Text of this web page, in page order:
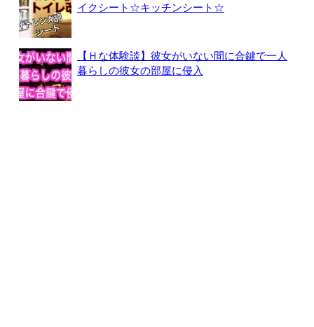
イクシート☆キッチンシート☆
【Ｈな体験談】彼女がいない間に合鍵で一人
暮らしの彼女の部屋に侵入